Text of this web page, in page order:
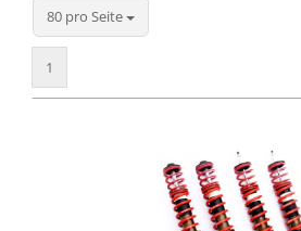
80 pro Seite
pro Seite
1